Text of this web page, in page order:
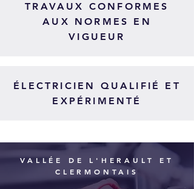
TRAVAUX CONFORMES
AUX NORMES EN
VIGUEUR
ÉLECTRICIEN QUALIFIÉ ET
EXPÉRIMENTÉ
VALLÉE DE L'HERAULT ET
CLERMONTAIS